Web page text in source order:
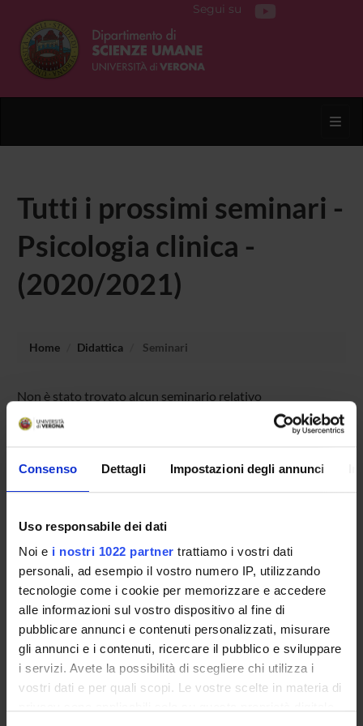
Consenso Dettagli Impostazioni degli annunci
Uso responsabile dei dati
Noi e i nostri 1022 partner trattiamo i vostri dati
personali, ad esempio il vostro numero IP, utilizzando
tecnologie come i cookie per memorizzare e accedere
alle informazioni sul vostro dispositivo al fine di
pubblicare annunci e contenuti personalizzati, misurare
gli annunci e i contenuti, ricercare il pubblico e sviluppare
i servizi. Avete la possibilità di scegliere chi utilizza i
vostri dati e per quali scopi. Le vostre scelte in materia di
Segui su
Tutti i prossimi seminari -
Psicologia clinica -
(2020/2021)
Home Didattica Seminari
Non è stato trovato alcun seminario relativo
all'insegnamento Psicologia clinica.
CORSI DI STUDIO
DOTTORATI, MASTER E FORMAZIONE SUPERIORE
Contatti
Persone
Luoghi
Calendario